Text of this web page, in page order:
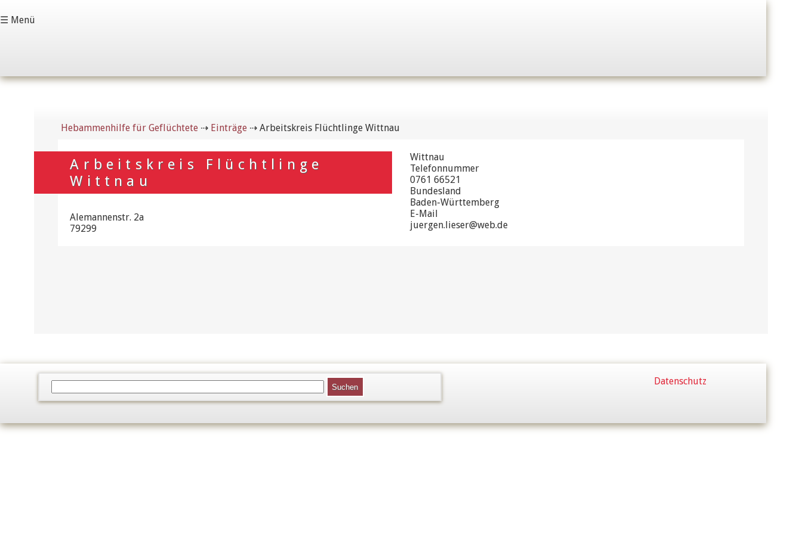
☰ Menü
Hebammenhilfe für Geflüchtete ⇢ Einträge ⇢Arbeitskreis Flüchtlinge Wittnau
Arbeitskreis Flüchtlinge
Wittnau
Alemannenstr. 2a
79299
Wittnau
Telefonnummer
0761 66521
Bundesland
Baden-Württemberg
E-Mail
juergen.lieser@web.de
Datenschutz